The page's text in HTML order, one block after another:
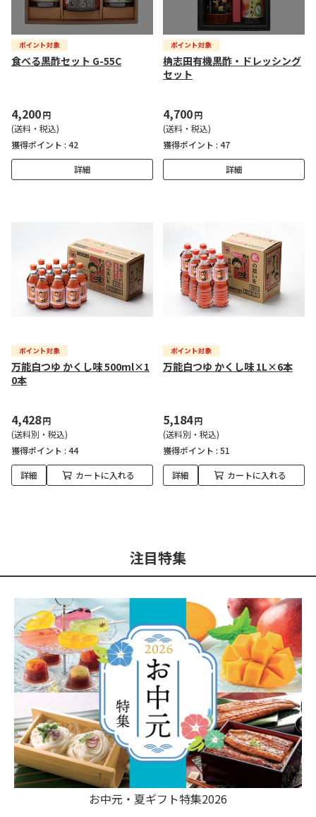
食べる黒酢セット G-55C
4,200円
(送料・税込)
獲得ポイント : 42
詳細
桷志田有機黒酢・ドレッシング
セット
4,700円
(送料・税込)
獲得ポイント : 47
詳細
万能白つゆ かくし味 500ml×1
0本
4,428円
(送料別・税込)
獲得ポイント : 44
詳細 カートに入れる
万能白つゆ かくし味 1L×6本
5,184円
(送料別・税込)
獲得ポイント : 51
詳細 カートに入れる
注目特集
お中元・夏ギフト特集2026